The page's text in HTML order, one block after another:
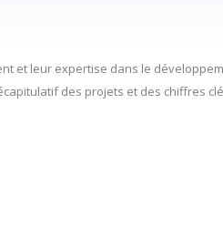
et leur expertise dans le
des projets et des chiffres